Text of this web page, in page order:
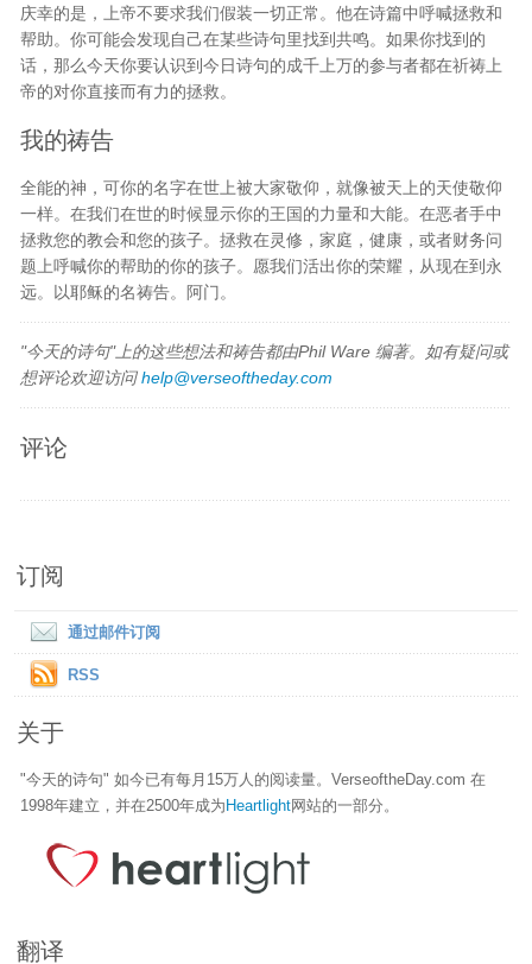
庆幸的是，上帝不要求我们假装一切正常。他在诗篇中呼喊拯救和
帮助。你可能会发现自己在某些诗句里找到共鸣。如果你找到的
话，那么今天你要认识到今日诗句的成千上万的参与者都在祈祷上
帝的对你直接而有力的拯救。
我的祷告
全能的神，可你的名字在世上被大家敬仰，就像被天上的天使敬仰
一样。在我们在世的时候显示你的王国的力量和大能。在恶者手中
拯救您的教会和您的孩子。拯救在灵修，家庭，健康，或者财务问
题上呼喊你的帮助的你的孩子。愿我们活出你的荣耀，从现在到永
远。以耶稣的名祷告。阿门。
"今天的诗句"上的这些想法和祷告都由Phil Ware 编著。如有疑问或
想评论欢迎访问help@verseoftheday.com
评论
订阅
通过邮件订阅
RSS
关于
"今天的诗句" 如今已有每月15万人的阅读量。VerseoftheDay.com 在
1998年建立，并在2500年成为 Heartlight网站的一部分。
翻译